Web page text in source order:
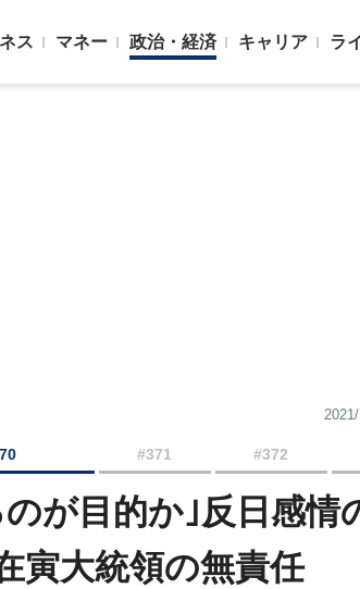
ス マネー 政治・経済 キャリア ラ
#371 #372
が目的か｣反日感情
寅大統領の無責任